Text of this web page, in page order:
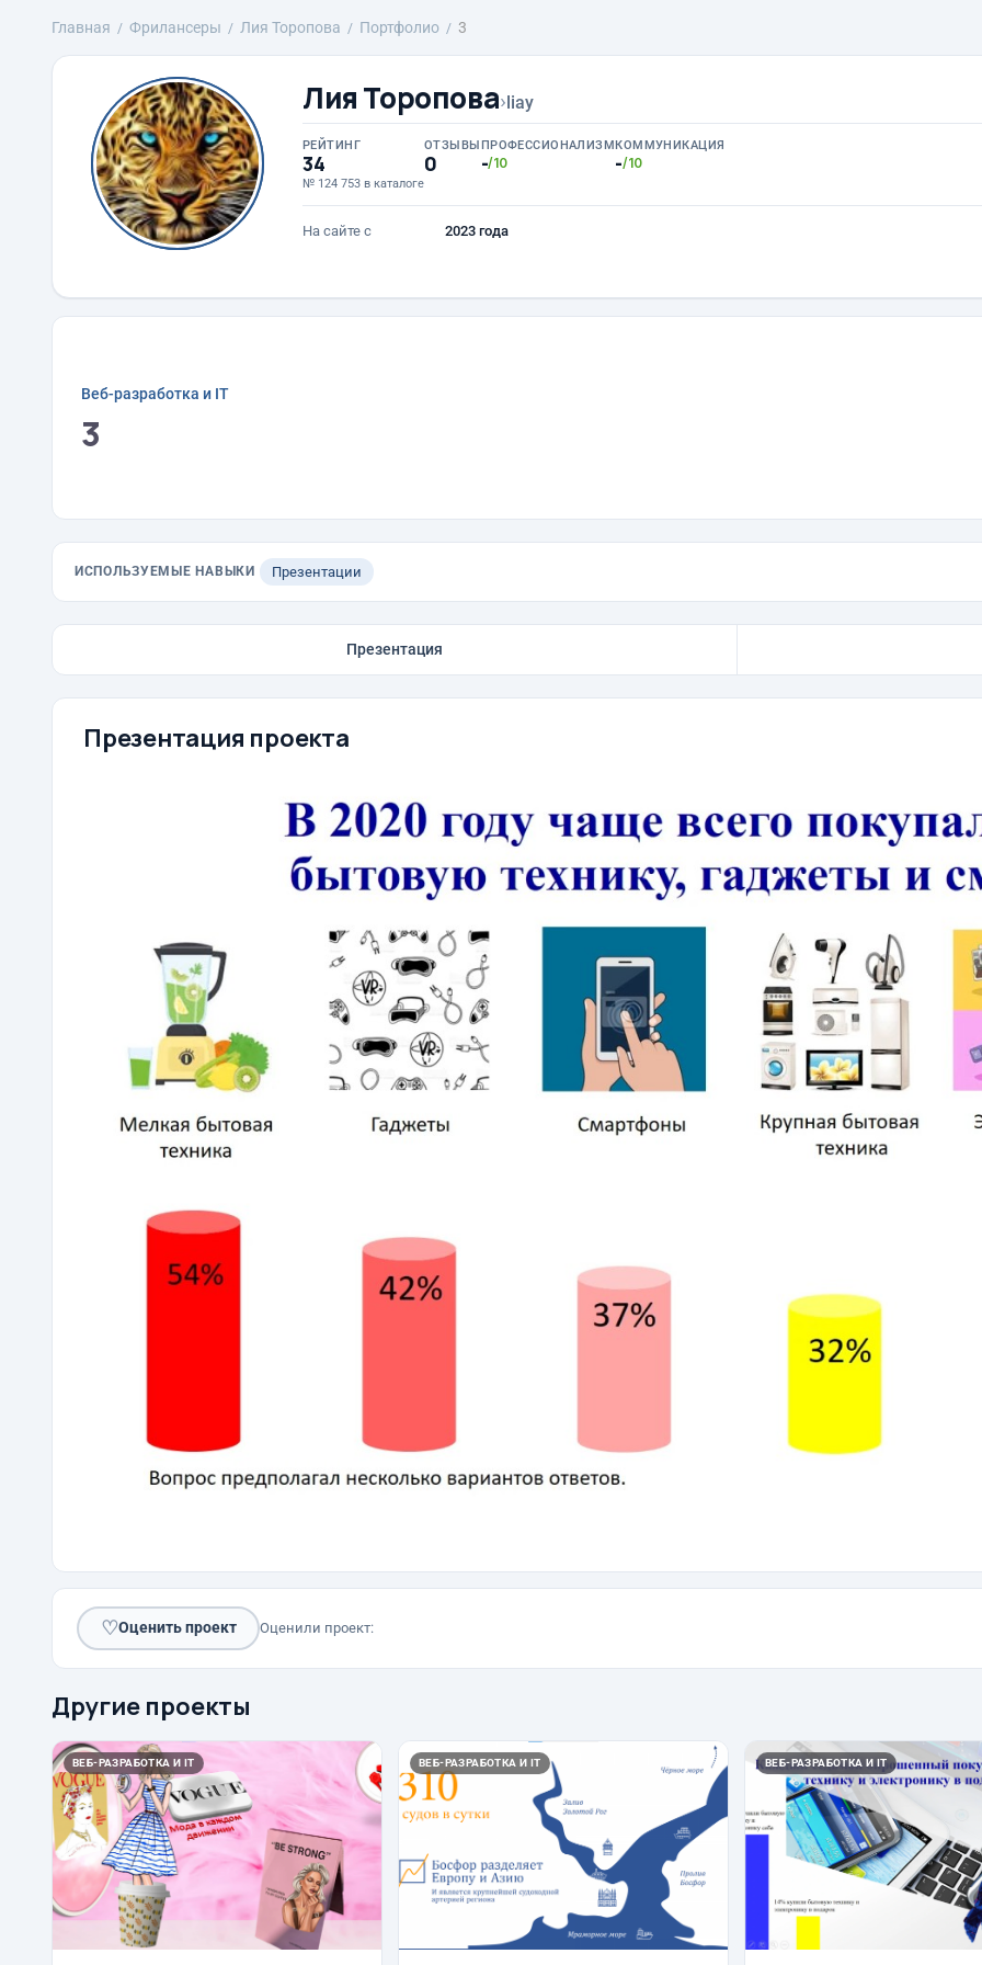
Главная Фрилансеры Лия Торопова Портфолио 3
Лия Торопова›liay
РЕЙТИНГ
34
№ 124 753 в каталоге
ОТЗЫВЫ
0
ПРОФЕССИОНАЛИЗМ
-/10
КОММУНИКАЦИЯ
-/10
На сайте с 2023 года
Веб-разработка и IT
3
ИСПОЛЬЗУЕМЫЕ НАВЫКИ Презентации
Презентация
Презентация проекта
♡Оценить проект Оценили проект:
Другие проекты
ВЕБ-РАЗРАБОТКА И IT ВЕБ-РАЗРАБОТКА И IT ВЕБ-РАЗРАБОТКА И IT